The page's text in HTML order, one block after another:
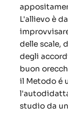
L'allievo è
delle scale,
degli
buon
il Metodo é
studio da